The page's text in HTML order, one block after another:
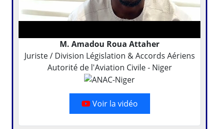
M. Amadou Roua Attaher
Juriste / Division Législation & Accords Aériens
Autorité de l'Aviation Civile - Niger
Voir la vidéo